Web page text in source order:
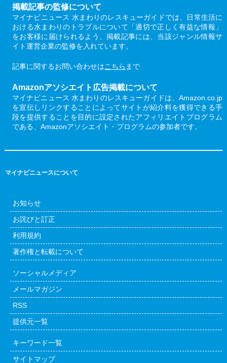
掲載記事の監修について
マイナビニュース 水まわりのレスキューガイドでは、日常生活に
おける水まわりのトラブルについて「適切で正しく有益な情報」
をお客様に届けられるよう、掲載記事には、当該ジャンル情報サ
イト運営企業の監修を入れています。
記事に関するお問い合わせはこちら まで
Amazonアソシエイト広告掲載について
マイナビニュース 水まわりのレスキューガイドは、Amazon.co.jp
を宣伝しリンクすることによってサイトが紹介料を獲得できる手
段を提供することを目的に設定されたアフィリエイトプログラム
である、Amazonアソシエイト・プログラムの参加者です。
マイナビニュースについて
お知らせ
お詫びと訂正
利用規約
著作権と転載について
ソーシャルメディア
メールマガジン
RSS
提供元一覧
キーワード一覧
サイトマップ